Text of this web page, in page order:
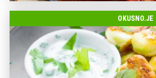
OKUSNO.JE